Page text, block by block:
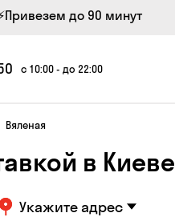
до 90 минут
с 10:00 - до 22:00
Вяленая
в ​​Киеве
Укажите адрес